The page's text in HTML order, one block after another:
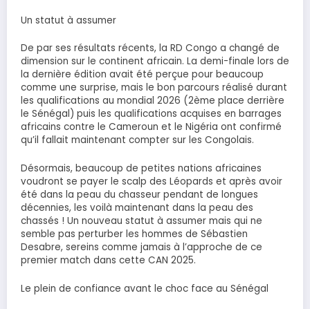
Un statut à assumer
De par ses résultats récents, la RD Congo a changé de
dimension sur le continent africain. La demi-finale lors de
la dernière édition avait été perçue pour beaucoup
comme une surprise, mais le bon parcours réalisé durant
les qualifications au mondial 2026 (2ème place derrière
le Sénégal) puis les qualifications acquises en barrages
africains contre le Cameroun et le Nigéria ont confirmé
qu’il fallait maintenant compter sur les Congolais.
Désormais, beaucoup de petites nations africaines
voudront se payer le scalp des Léopards et après avoir
été dans la peau du chasseur pendant de longues
décennies, les voilà maintenant dans la peau des
chassés ! Un nouveau statut à assumer mais qui ne
semble pas perturber les hommes de Sébastien
Desabre, sereins comme jamais à l’approche de ce
premier match dans cette CAN 2025.
Le plein de confiance avant le choc face au Sénégal